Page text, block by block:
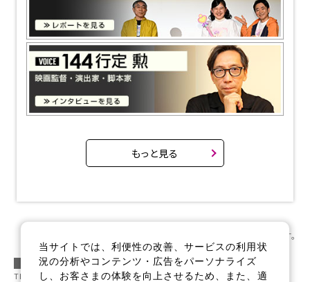
もっと見る
※ 価格は全て税込になります。
イオンシネマトップ イベント・サービス
THE VOICE
THE VOICE [150 俳優・桜田ひより / 俳優・木戸大聖]
当サイトでは、利便性の改善、サービスの利用状
況の分析やコンテンツ・広告をパーソナライズ
し、お客さまの体験を向上させるため、また、適